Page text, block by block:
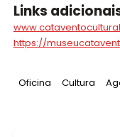
Links
https://
Tag:
Oficina Tag:
Cultura